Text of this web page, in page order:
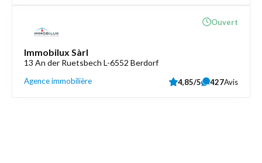
Immobilux Sàrl
13 An der Ruetsbech L-6552 Berdorf
Agence immobilière
Ouvert
4,85/5 427Avis